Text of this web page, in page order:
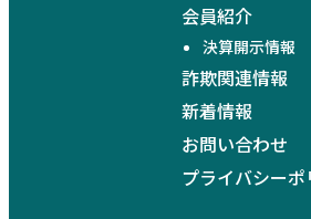
会員紹介
決算開示情報
詐欺関連情報
新着情報
お問い合わせ
プライバシーポ